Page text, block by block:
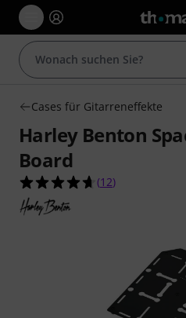
Cases für Gitarreneffekte
Harley Benton
Board
4.7 von 5
(12)